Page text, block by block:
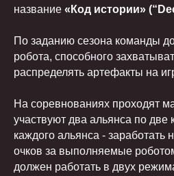
название «Код истории»
По заданию сезона команды
робота, способного
распределять артефакты на
На соревнованиях проходят
участвуют два альянса по
каждого альянса - заработать
очков за выполняемые
должен работать в двух